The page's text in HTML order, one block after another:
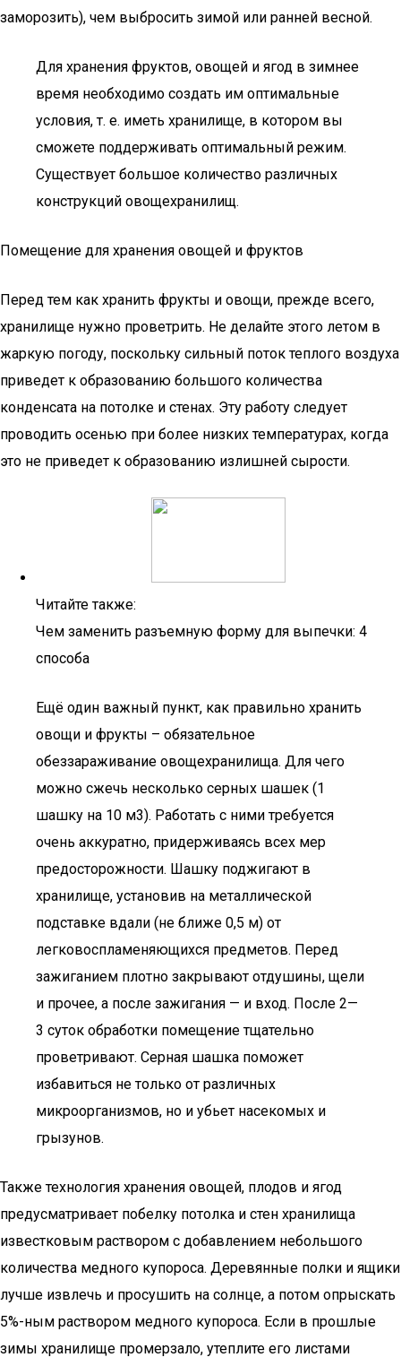
заморозить), чем выбросить зимой или ранней весной.
Для хранения фруктов, овощей и ягод в зимнее
время необходимо создать им оптимальные
условия, т. е. иметь хранилище, в котором вы
сможете поддерживать оптимальный режим.
Существует большое количество различных
конструкций овощехранилищ.
Помещение для хранения овощей и фруктов
Перед тем как хранить фрукты и овощи, прежде всего,
хранилище нужно проветрить. Не делайте этого летом в
жаркую погоду, поскольку сильный поток теплого воздуха
приведет к образованию большого количества
конденсата на потолке и стенах. Эту работу следует
проводить осенью при более низких температурах, когда
это не приведет к образованию излишней сырости.
Читайте также:
Чем заменить разъемную форму для выпечки: 4
способа
Ещё один важный пункт, как правильно хранить
овощи и фрукты – обязательное
обеззараживание овощехранилища. Для чего
можно сжечь несколько серных шашек (1
шашку на 10 м3). Работать с ними требуется
очень аккуратно, придерживаясь всех мер
предосторожности. Шашку поджигают в
хранилище, установив на металлической
подставке вдали (не ближе 0,5 м) от
легковоспламеняющихся предметов. Перед
зажиганием плотно закрывают отдушины, щели
и прочее, а после зажигания — и вход. После 2—
3 суток обработки помещение тщательно
проветривают. Серная шашка поможет
избавиться не только от различных
микроорганизмов, но и убьет насекомых и
грызунов.
Также технология хранения овощей, плодов и ягод
предусматривает побелку потолка и стен хранилища
известковым раствором с добавлением небольшого
количества медного купороса. Деревянные полки и ящики
лучше извлечь и просушить на солнце, а потом опрыскать
5%-ным раствором медного купороса. Если в прошлые
зимы хранилище промерзало, утеплите его листами